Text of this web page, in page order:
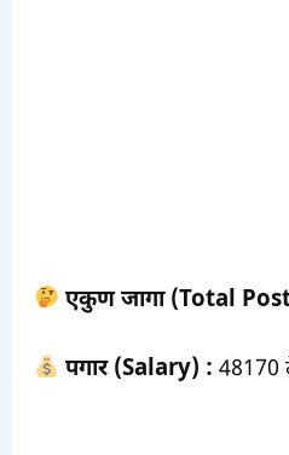
एकुण जागा (Total
पगार (Salary) : 48170